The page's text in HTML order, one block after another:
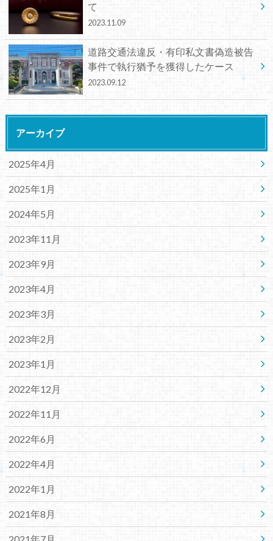
て
2023.11.09
道路交通法違反・有印私文書偽造被告
事件で執行猶予を獲得したケース
2023.09.12
アーカイブ
2025年4月
2025年1月
2024年5月
2023年11月
2023年9月
2023年4月
2023年3月
2023年2月
2023年1月
2022年12月
2022年11月
2022年6月
2022年4月
2022年1月
2021年8月